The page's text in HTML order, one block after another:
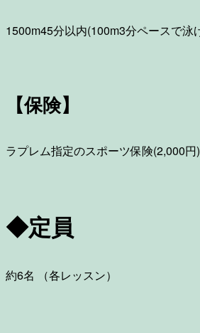
1500m45分以内(100m3分ペースで泳
【保険】
ラプレム指定のスポーツ保険(2,000円
◆定員
約6名 （各レッスン）